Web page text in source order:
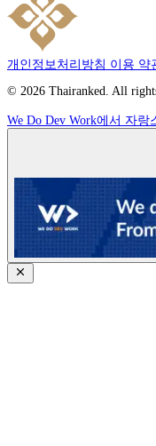
개인정보처리방침 이용 약
© 2026 Thairanked. All
We Do Dev Work에서 자랑